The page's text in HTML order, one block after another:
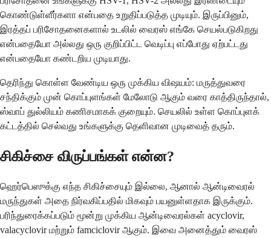
கொண்டுள்ளீர்களா என்பதை உறுதிப்படுத்த முடியும். இருப்பினும்,
இரத்தப் பரிசோதனைகளால் உடலில் வைரஸ் எங்கே செயல்படுகிறது
என்பதையோ அல்லது ஒரு குறிப்பிட்ட வெடிப்பு எப்போது ஏற்பட்டது
என்பதையோ கண்டறிய முடியாது.
தெரிந்து கொள்ள வேண்டிய ஒரு முக்கிய விஷயம்: மருத்துவரை
சந்திக்கும் முன் கொப்புளங்கள் மேலோடு ஆகும் வரை காத்திருந்தால்,
ஸ்வாப் துல்லியம் கணிசமாகக் குறையும். செயலில் உள்ள கொப்புளக்
கட்டத்தில் செல்வது உங்களுக்கு தெளிவான முடிவைத் தரும்.
சிகிச்சை விருப்பங்கள் என்ன?
ஹெர்பெஸுக்கு எந்த சிகிச்சையும் இல்லை, ஆனால் ஆன்டிவைரல்
மருந்துகள் அதை நிர்வகிப்பதில் மிகவும் பயனுள்ளதாக இருக்கும்.
பரிந்துரைக்கப்படும் மூன்று முக்கிய ஆன்டிவைரல்கள் acyclovir,
valacyclovir மற்றும் famciclovir ஆகும். இவை அனைத்தும் வைரஸ்